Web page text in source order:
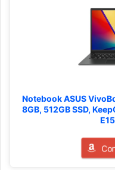
Notebook ASUS
8GB, 512GB SSD,